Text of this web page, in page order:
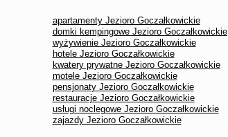
apartamenty Jezioro Goczałkowickie
domki kempingowe Jezioro Goczałkowickie
wyżywienie Jezioro Goczałkowickie
hotele Jezioro Goczałkowickie
kwatery prywatne Jezioro Goczałkowickie
motele Jezioro Goczałkowickie
pensjonaty Jezioro Goczałkowickie
restauracje Jezioro Goczałkowickie
usługi noclegowe Jezioro Goczałkowickie
zajazdy Jezioro Goczałkowickie